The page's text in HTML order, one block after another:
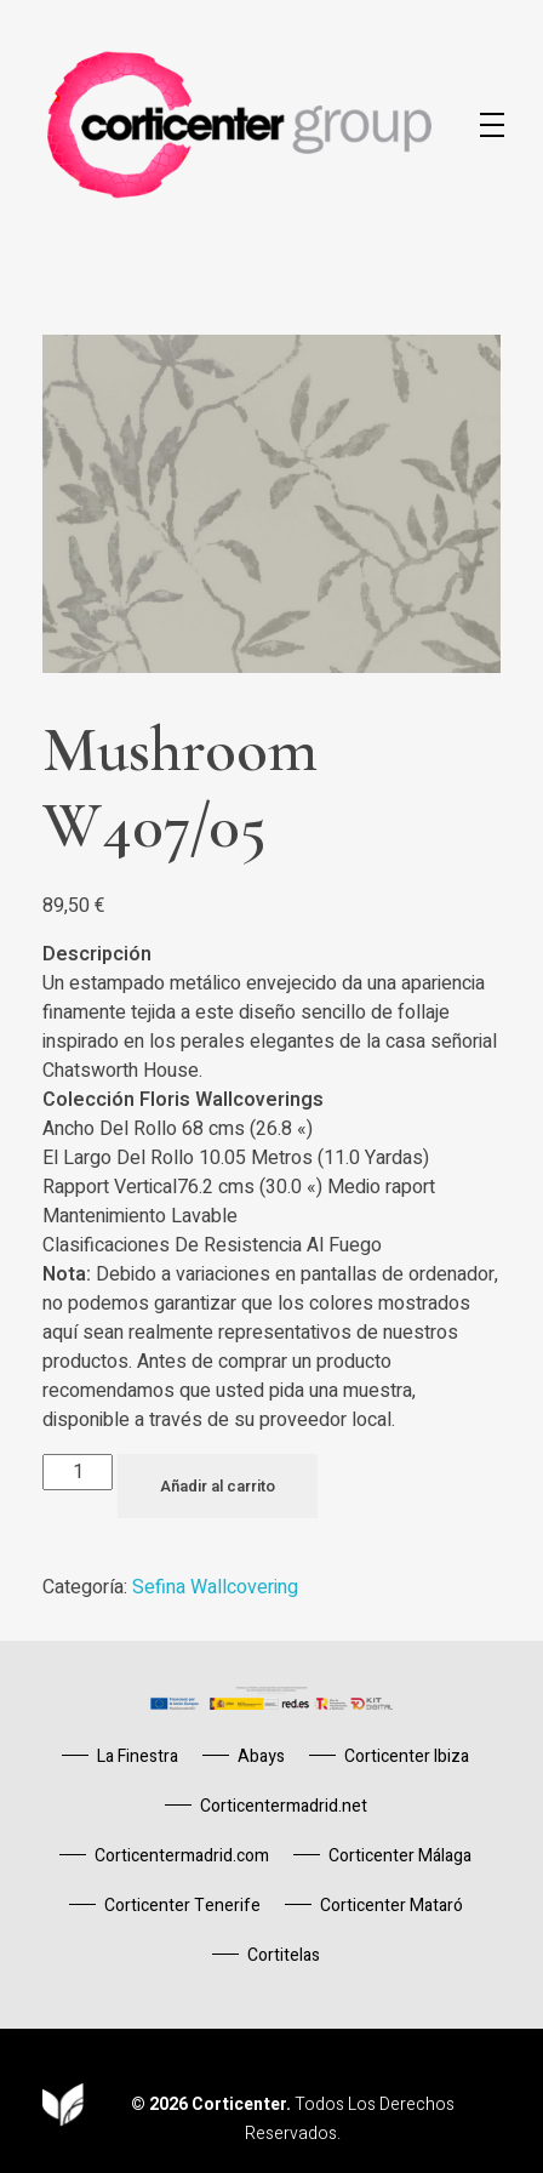
Mushroom
W407/05
89,50€
Descripción
Un estampado metálico envejecido da una apariencia
finamente tejida a este diseño sencillo de follaje
inspirado en los perales elegantes de la casa señorial
Chatsworth House.
Colección Floris Wallcoverings
Ancho Del Rollo 68 cms (26.8 «)
El Largo Del Rollo 10.05 Metros (11.0 Yardas)
Rapport Vertical76.2 cms (30.0 «) Medio raport
Mantenimiento Lavable
Clasificaciones De Resistencia Al Fuego
Nota: Debido a variaciones en pantallas de ordenador,
no podemos garantizar que los colores mostrados
aquí sean realmente representativos de nuestros
productos. Antes de comprar un producto
recomendamos que usted pida una muestra,
disponible a través de su proveedor local.
Añadir al carrito
Categoría: Sefina Wallcovering
La Finestra Abays
Corticenter Ibiza
Corticentermadrid.net
Corticentermadrid.com
Corticenter Málaga
Corticenter Tenerife
Corticenter Mataró
Cortitelas
© 2026 Corticenter.Todos Los Derechos
Reservados.